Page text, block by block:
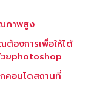
ภาพสูง
องการเพื่อให้ได้
วยphotoshop
คอนโดสถานที่